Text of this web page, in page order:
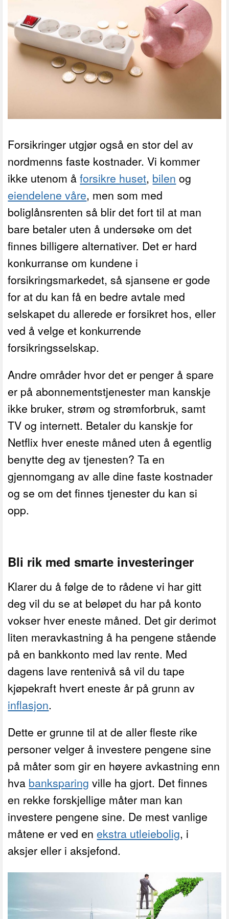
Forsikringer utgjør også en stor del av
nordmenns faste kostnader. Vi kommer
ikke utenom åforsikre huset, bilen og
eiendelene våre, men som med
boliglånsrenten så blir det fort til at man
bare betaler uten å undersøke om det
finnes billigere alternativer. Det er hard
konkurranse om kundene i
forsikringsmarkedet, så sjansene er gode
for at du kan få en bedre avtale med
selskapet du allerede er forsikret hos, eller
ved å velge et konkurrende
forsikringsselskap.
Andre områder hvor det er penger å spare
er på abonnementstjenester man kanskje
ikke bruker, strøm og strømforbruk, samt
TV og internett. Betaler du kanskje for
Netflix hver eneste måned uten å egentlig
benytte deg av tjenesten? Ta en
gjennomgang av alle dine faste kostnader
og se om det finnes tjenester du kan si
opp.
Bli rik med smarte investeringer
Klarer du å følge de to rådene vi har gitt
deg vil du se at beløpet du har på konto
vokser hver eneste måned. Det gir derimot
liten meravkastning å ha pengene stående
på en bankkonto med lav rente. Med
dagens lave rentenivå så vil du tape
kjøpekraft hvert eneste år på grunn av
inflasjon.
Dette er grunne til at de aller fleste rike
personer velger å investere pengene sine
på måter som gir en høyere avkastning enn
hva banksparing ville ha gjort. Det finnes
en rekke forskjellige måter man kan
investere pengene sine. De mest vanlige
måtene er ved enekstra utleiebolig, i
aksjer eller i aksjefond.